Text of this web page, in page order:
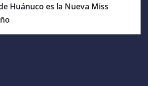
Huánuco es la Nueva Miss